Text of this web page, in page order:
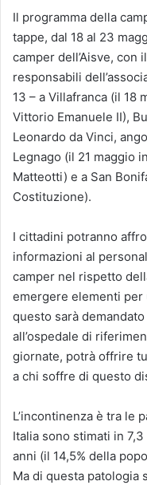
Il programma della
tappe, dal 18 al 23
camper dell’Aisve, con
responsabili
13 – a Villafranca (il 18
Vittorio Emanuele II),
Leonardo da Vinci,
Legnago (il 21 maggio
Matteotti) e a San
Costituzione).
I cittadini potranno
informazioni al
camper nel rispetto
emergere elementi
questo sarà
all’ospedale di
giornate, potrà offrire
a chi soffre di questo
L’incontinenza è tra le
Italia sono stimati in
anni (il 14,5% della
Ma di questa patologia